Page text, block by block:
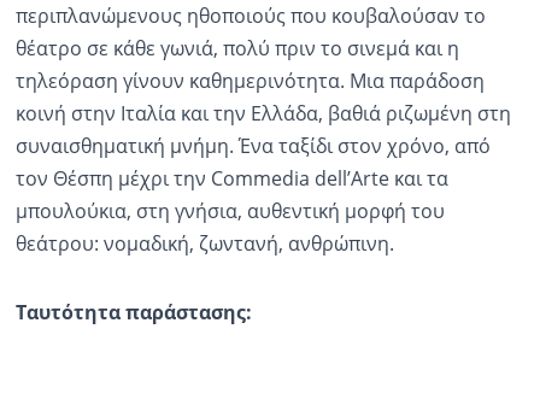
περιπλανώμενους ηθοποιούς που κουβαλούσαν το
θέατρο σε κάθε γωνιά, πολύ πριν το σινεμά και η
τηλεόραση γίνουν καθημερινότητα. Μια παράδοση
κοινή στην Ιταλία και την Ελλάδα, βαθιά ριζωμένη στη
συναισθηματική μνήμη. Ένα ταξίδι στον χρόνο, από
τον Θέσπη μέχρι την Commedia dell’Arte και τα
μπουλούκια, στη γνήσια, αυθεντική μορφή του
θεάτρου: νομαδική, ζωντανή, ανθρώπινη.
Ταυτότητα παράστασης: